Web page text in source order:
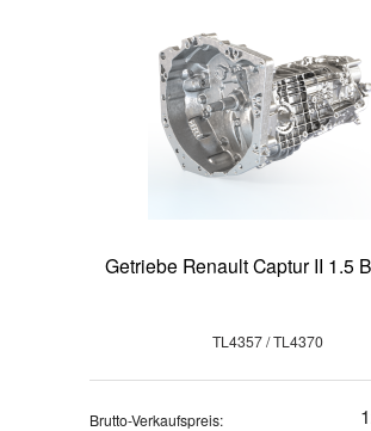
Getriebe Renault Captur II 1.5
TL4357 / TL4370
Brutto-Verkaufspreis: